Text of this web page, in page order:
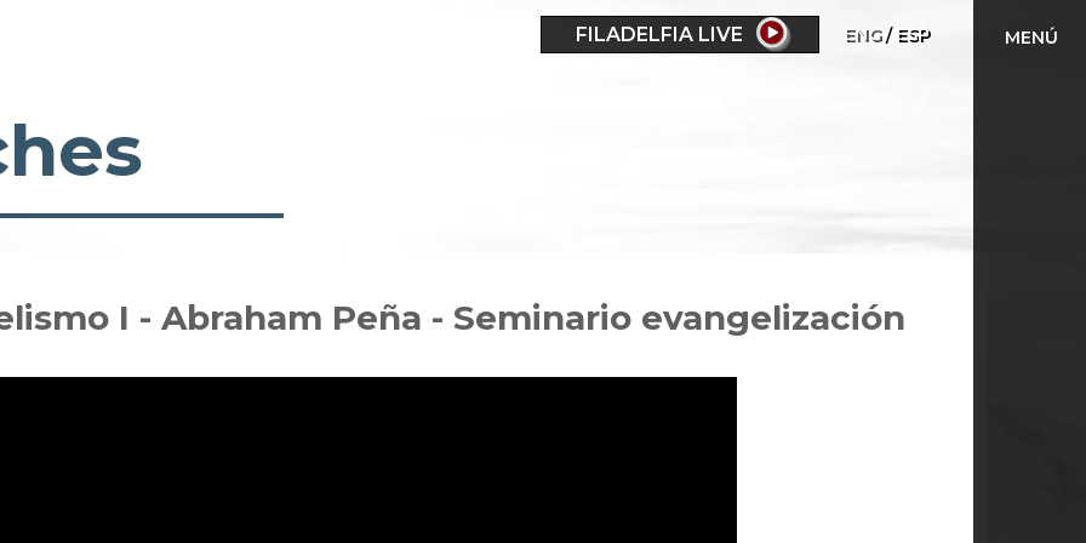
FILADELFIA LIVE ENG ESP MENÚ
I - Abraham Peña - Seminario evangelización